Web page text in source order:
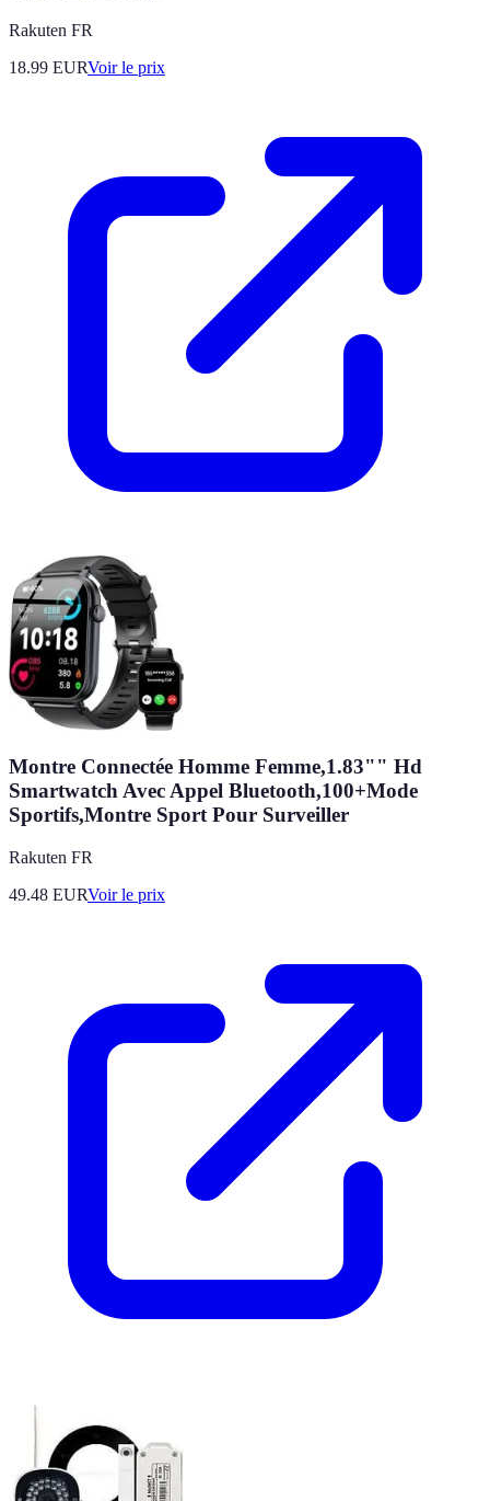
Rakuten FR
18.99 EURVoir le prix
Montre Connectée Homme Femme,1.83"" Hd
Smartwatch Avec Appel Bluetooth,100+Mode
Sportifs,Montre Sport Pour Surveiller
Rakuten FR
49.48 EURVoir le prix